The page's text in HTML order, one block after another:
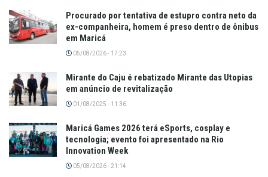
Procurado por tentativa de estupro contra neto da
ex-companheira, homem é preso dentro de ônibus
em Maricá
05/08/2026 - 17:23
Mirante do Caju é rebatizado Mirante das Utopias
em anúncio de revitalização
01/08/2025 - 11:36
Maricá Games 2026 terá eSports, cosplay e
tecnologia; evento foi apresentado na Rio
Innovation Week
05/08/2026 - 21:14